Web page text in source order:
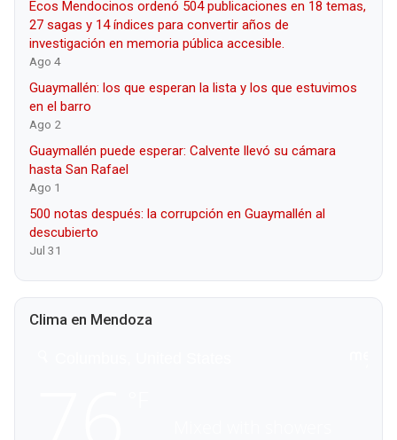
Ecos Mendocinos ordenó 504 publicaciones en 18 temas,
27 sagas y 14 índices para convertir años de
investigación en memoria pública accesible.
Ago 4
Guaymallén: los que esperan la lista y los que estuvimos
en el barro
Ago 2
Guaymallén puede esperar: Calvente llevó su cámara
hasta San Rafael
Ago 1
500 notas después: la corrupción en Guaymallén al
descubierto
Jul 31
Clima en Mendoza